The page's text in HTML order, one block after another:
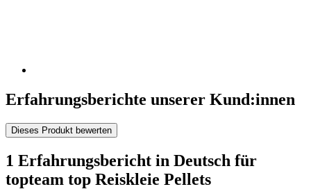
Erfahrungsberichte unserer Kund:innen
Dieses Produkt bewerten
1 Erfahrungsbericht in Deutsch für
topteam top Reiskleie Pellets